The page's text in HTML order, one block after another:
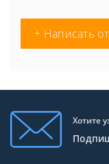
+ Написать
Хотите